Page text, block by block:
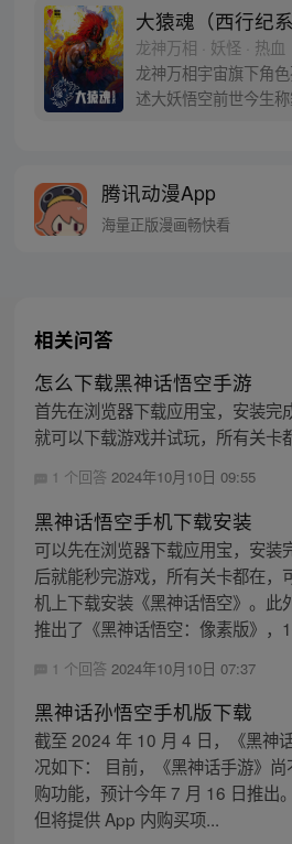
变得美好….随着阴谋
为了让“永恒之火”重新
辞万难，找到唐三藏
寻回徒弟们，组成全新
上西行之旅……
大猿魂（西行纪系
龙神万相 · 妖怪 · 热血
龙神万相宇宙旗下角
述大妖悟空前世今生
人…六十年后，他再
护族人的希望和信念
腾讯动漫App
海量正版漫画畅快看
相关问答
怎么下载黑神话悟空手游
首先在浏览器下载应用宝，安装完
就可以下载游戏并试玩，所有关卡
1 个回答 2024年10月10日 09:55
黑神话悟空手机下载安装
可以先在浏览器下载应用宝，安装
后就能秒完游戏，所有关卡都在，
机上下载安装《黑神话悟空》。此
推出了《黑神话悟空：像素版》，
1 个回答 2024年10月10日 07:37
黑神话孙悟空手机版下载
截至 2024 年 10 月 4 日，《黑神
况如下： 目前，《黑神话手游》
购功能，预计今年 7 月 16 日推出
但将提供 App 内购买项...